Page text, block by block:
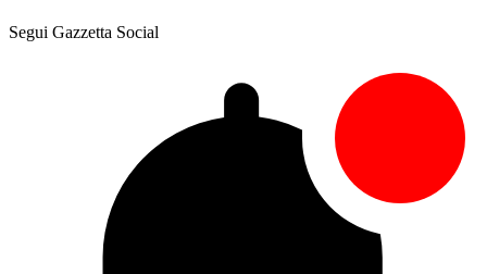
Segui Gazzetta Social